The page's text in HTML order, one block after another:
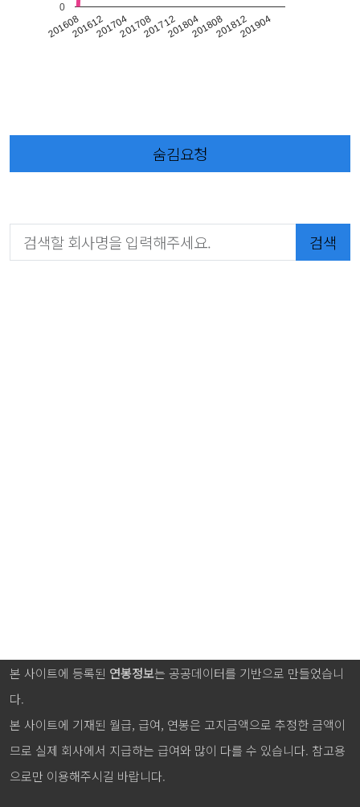
201608201612201704201708201712201804201808201812201904
0
숨김요청
검색
본 사이트에 등록된 연봉정보는 공공데이터를 기반으로 만들었습니
다.
본 사이트에 기재된 월급, 급여, 연봉은 고지금액으로 추정한 금액이
므로 실제 회사에서 지급하는 급여와 많이 다를 수 있습니다. 참고용
으로만 이용해주시길 바랍니다.